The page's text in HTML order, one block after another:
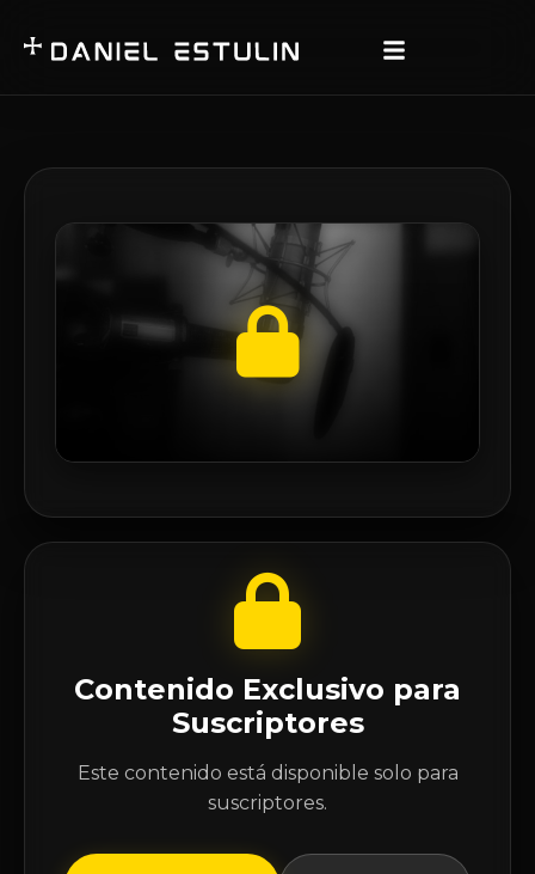
Contenido Exclusivo para
Suscriptores
Este contenido está disponible solo para
suscriptores.